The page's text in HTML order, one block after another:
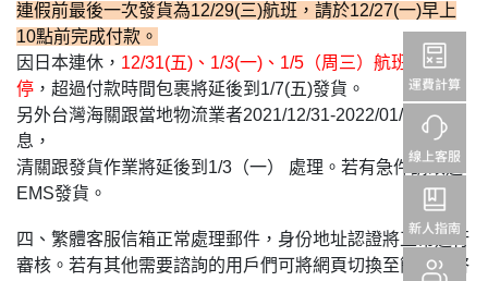
連假前最後一次發貨為12/29(三)航班，請於12/27(一)早上
10點前完成付款。
因日本連休， 12/31(五)、1/3(一)、1/5（周三）航班都將暫
停 ，超過付款時間包裹將延後到1/7(五)發貨。
另外台灣海關跟當地物流業者2021/12/31-2022/01/02休
息，
清關跟發貨作業將延後到1/3（一） 處理。若有急件請改選
EMS發貨。
四、繁體客服信箱正常處理郵件，身份地址認證將正常進行
審核。若有其他需要諮詢的用戶們可將網頁切換至簡體版咨